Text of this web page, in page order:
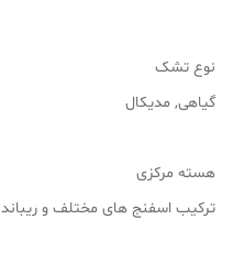
نوع تشک
گیاهی, مدیکال
هسته مرکزی
ترکیب اسفنج های مختلف و ریباند